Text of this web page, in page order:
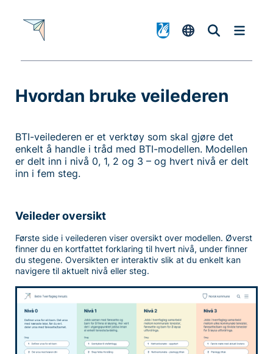
Hvordan bruke veilederen
BTI-veilederen er et verktøy som skal gjøre det
enkelt å handle i tråd med BTI-modellen. Modellen
er delt inn i nivå 0, 1, 2 og 3 – og hvert nivå er delt
inn i fem steg.
Veileder oversikt
Første side i veilederen viser oversikt over modellen. Øverst
finner du en kortfattet forklaring til hvert nivå, under finner
du stegene. Oversikten er interaktiv slik at du enkelt kan
navigere til aktuelt nivå eller steg.